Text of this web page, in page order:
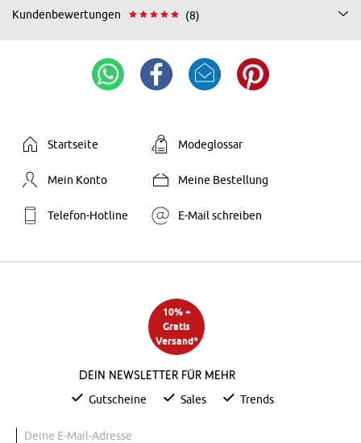
Kundenbewertungen (8)
Startseite Modeglossar
Mein Konto Meine Bestellung
Telefon-Hotline E-Mail schreiben
10% +
Gratis
Versand*
Dein Newsletter für mehr
Gutscheine Sales Trends
Deine E-Mail-Adresse